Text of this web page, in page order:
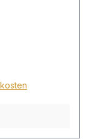
Für den